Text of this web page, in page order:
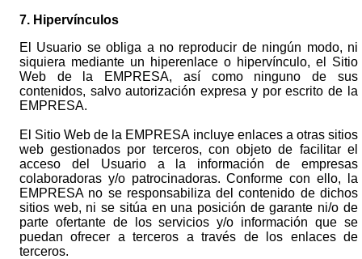
7. Hipervínculos
El Usuario se obliga a no reproducir de ningún modo, ni
siquiera mediante un hiperenlace o hipervínculo, el Sitio
Web de la EMPRESA, así como ninguno de sus
contenidos, salvo autorización expresa y por escrito de la
EMPRESA.
El Sitio Web de la EMPRESA incluye enlaces a otras sitios
web gestionados por terceros, con objeto de facilitar el
acceso del Usuario a la información de empresas
colaboradoras y/o patrocinadoras. Conforme con ello, la
EMPRESA no se responsabiliza del contenido de dichos
sitios web, ni se sitúa en una posición de garante ni/o de
parte ofertante de los servicios y/o información que se
puedan ofrecer a terceros a través de los enlaces de
terceros.